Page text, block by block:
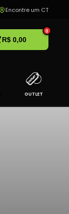
Encontre um CT
R$ 0,00
0
OUTLET